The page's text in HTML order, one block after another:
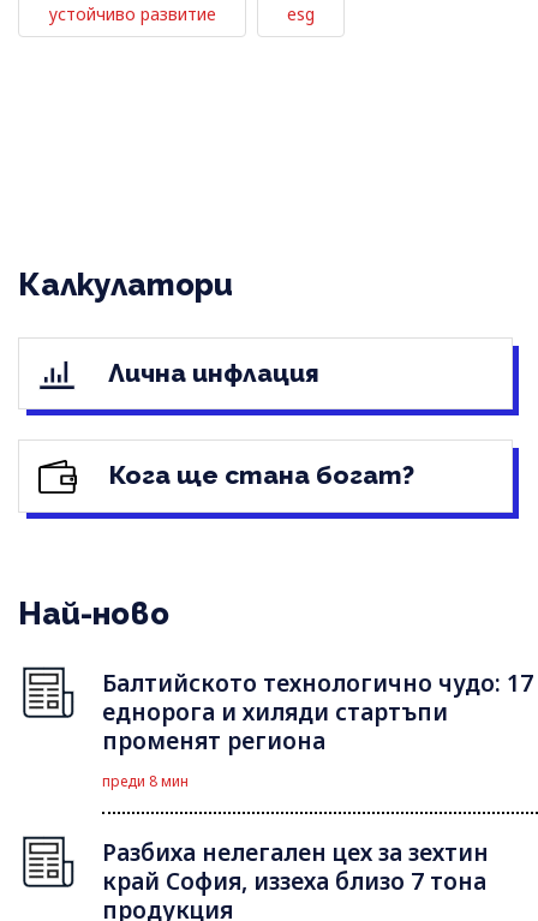
устойчиво развитие esg
Калкулатори
Лична инфлация
Кога ще стана богат?
Най-ново
Балтийското технологично чудо: 17
еднорога и хиляди стартъпи
променят региона
преди 8 мин
Разбиха нелегален цех за зехтин
край София, иззеха близо 7 тона
продукция